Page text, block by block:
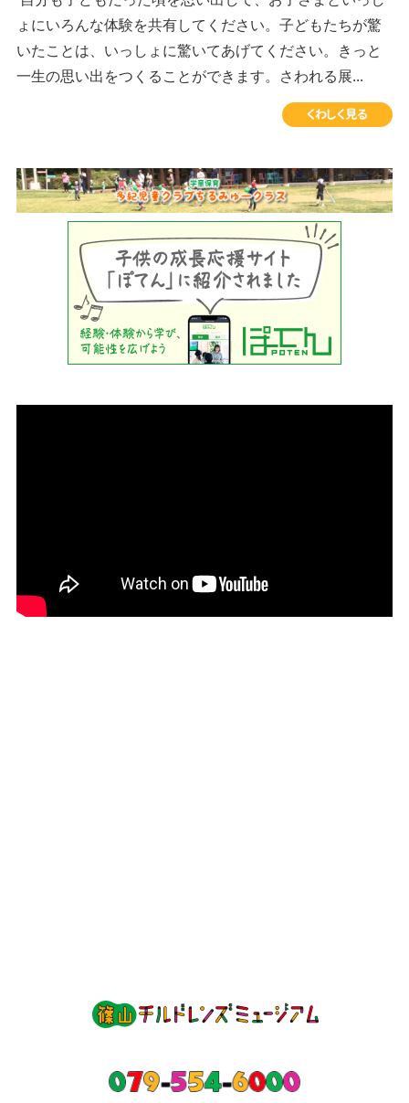
ょにいろんな体験を共有してください。子どもたちが驚
いたことは、いっしょに驚いてあげてください。きっと
一生の思い出をつくることができます。さわれる展...
くわしく見る